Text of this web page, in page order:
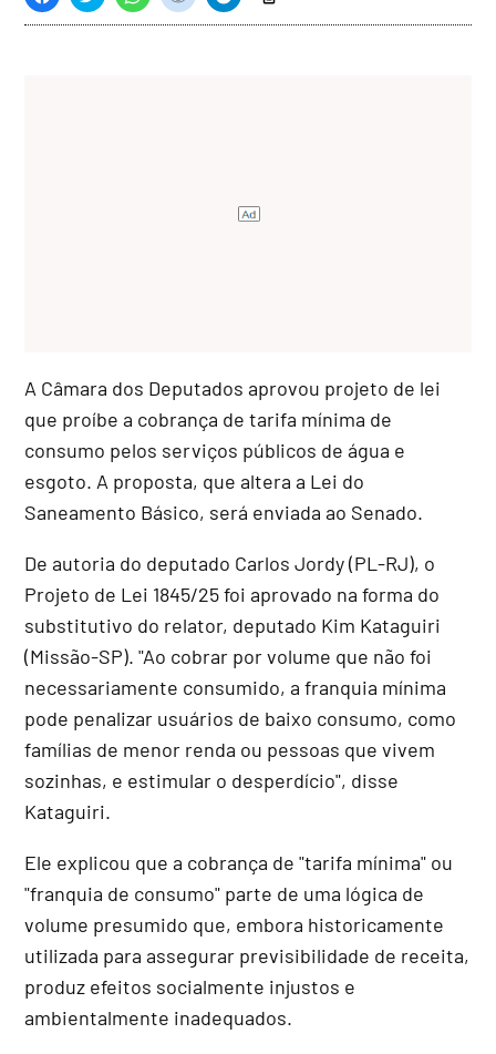
A Câmara dos Deputados aprovou projeto de lei
que proíbe a cobrança de tarifa mínima de
consumo pelos serviços públicos de água e
esgoto. A proposta, que altera a Lei do
Saneamento Básico, será enviada ao Senado.
De autoria do deputado Carlos Jordy (PL-RJ), o
Projeto de Lei 1845/25 foi aprovado na forma do
substitutivo do relator, deputado Kim Kataguiri
(Missão-SP). "Ao cobrar por volume que não foi
necessariamente consumido, a franquia mínima
pode penalizar usuários de baixo consumo, como
famílias de menor renda ou pessoas que vivem
sozinhas, e estimular o desperdício", disse
Kataguiri.
Ele explicou que a cobrança de "tarifa mínima" ou
"franquia de consumo" parte de uma lógica de
volume presumido que, embora historicamente
utilizada para assegurar previsibilidade de receita,
produz efeitos socialmente injustos e
ambientalmente inadequados.